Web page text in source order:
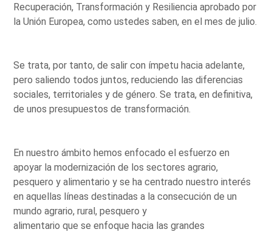
Recuperación, Transformación y Resiliencia aprobado por
la Unión Europea, como ustedes saben, en el mes de julio.
Se trata, por tanto, de salir con ímpetu hacia adelante,
pero saliendo todos juntos, reduciendo las diferencias
sociales, territoriales y de género. Se trata, en definitiva,
de unos presupuestos de transformación.
En nuestro ámbito hemos enfocado el esfuerzo en
apoyar la modernización de los sectores agrario,
pesquero y alimentario y se ha centrado nuestro interés
en aquellas líneas destinadas a la consecución de un
mundo agrario, rural, pesquero y
alimentario que se enfoque hacia las grandes